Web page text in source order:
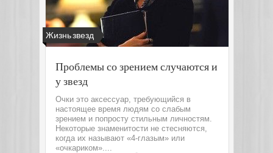
Жизнь звезд
Проблемы со зрением случаются и
у звезд
Очки это аксессуар, требующийся в
настоящее время людям со слабым
зрением и попросту стильным личностям.
Некоторые знаменитости не стесняются,
когда их называют «4-глазым» или
«очкариком»....